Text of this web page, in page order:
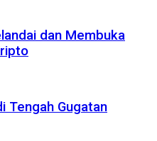
dan Membuka
Tengah Gugatan